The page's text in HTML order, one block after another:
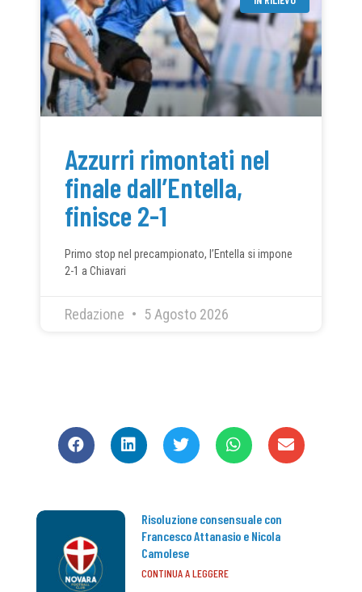
Azzurri rimontati nel
finale dall’Entella,
finisce 2-1
Primo stop nel precampionato, l’Entella si impone
2-1 a Chiavari
Redazione 5 Agosto 2026
Risoluzione consensuale con
Francesco Attanasio e Nicola
Camolese
CONTINUA A LEGGERE